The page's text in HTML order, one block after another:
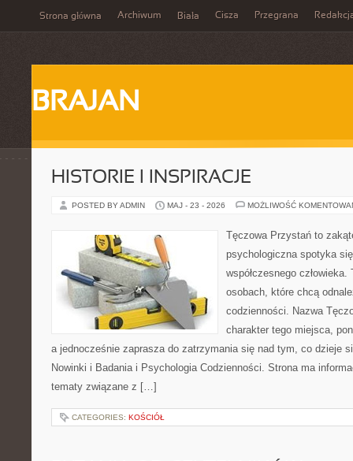
Strona główna Archiwum Biała Cisza Przegrana
BRAJAN
HISTORIE I INSPIRACJE
POSTED BY ADMIN MAJ - 23 - 2026 MOŻLIWOŚĆ
Tęczowa Przystań to
psychologiczna spotyka
współczesnego
osobach, które chcą
codzienności. Nazwa
charakter tego miejsca,
a jednocześnie zaprasza do zatrzymania się nad tym, co dzieje
Nowinki i Badania i Psychologia Codzienności. Strona ma
tematy związane z […]
CATEGORIES: KOŚCIÓŁ